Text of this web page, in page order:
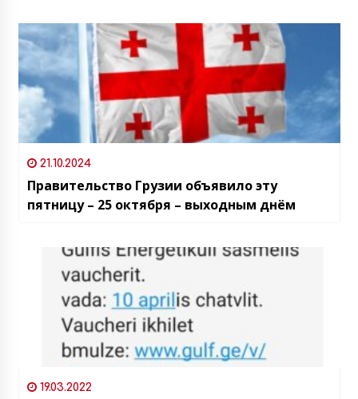
21.10.2024
Правительство Грузии объявило эту
пятницу – 25 октября – выходным днём
19.03.2022